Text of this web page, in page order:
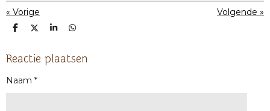
« Vorige Volgende »
D
e
n
D
l
S
r
e
D
e
n
Reactie plaatsen
Naam *